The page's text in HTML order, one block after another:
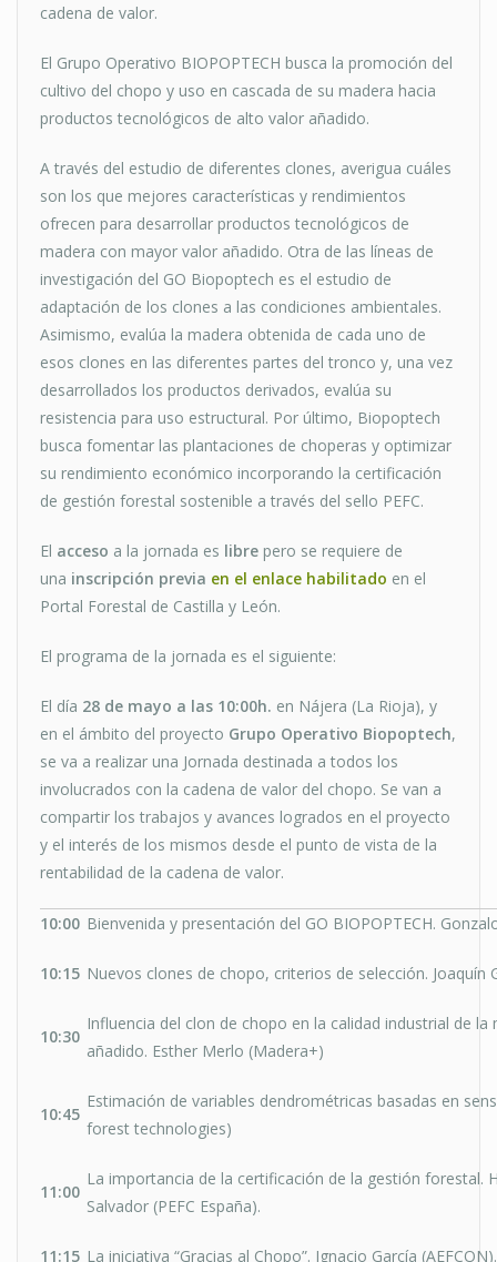
cadena de valor.
El Grupo Operativo BIOPOPTECH busca la promoción del
cultivo del chopo y uso en cascada de su madera hacia
productos tecnológicos de alto valor añadido.
A través del estudio de diferentes clones, averigua cuáles
son los que mejores características y rendimientos
ofrecen para desarrollar productos tecnológicos de
madera con mayor valor añadido. Otra de las líneas de
investigación del GO Biopoptech es el estudio de
adaptación de los clones a las condiciones ambientales.
Asimismo, evalúa la madera obtenida de cada uno de
esos clones en las diferentes partes del tronco y, una vez
desarrollados los productos derivados, evalúa su
resistencia para uso estructural. Por último, Biopoptech
busca fomentar las plantaciones de choperas y optimizar
su rendimiento económico incorporando la certificación
de gestión forestal sostenible a través del sello PEFC.
El acceso a la jornada es libre pero se requiere de
una inscripción previa en el enlace habilitado en el
Portal Forestal de Castilla y León.
El programa de la jornada es el siguiente:
El día 28 de mayo a las 10:00h. en Nájera (La Rioja), y
en el ámbito del proyecto Grupo Operativo Biopoptech,
se va a realizar una Jornada destinada a todos los
involucrados con la cadena de valor del chopo. Se van a
compartir los trabajos y avances logrados en el proyecto
y el interés de los mismos desde el punto de vista de la
rentabilidad de la cadena de valor.
10:00 Bienvenida y presentación del GO BIOPOPTECH.
10:15 Nuevos clones de chopo, criterios de selección. Joaquín
10:30
Influencia del clon de chopo en la calidad industrial de
añadido. Esther Merlo (Madera+)
10:45
Estimación de variables dendrométricas basadas en
forest technologies)
11:00
La importancia de la certificación de la gestión forestal.
Salvador (PEFC España).
11:15 La iniciativa “Gracias al Chopo”. Ignacio García (AEFCON).